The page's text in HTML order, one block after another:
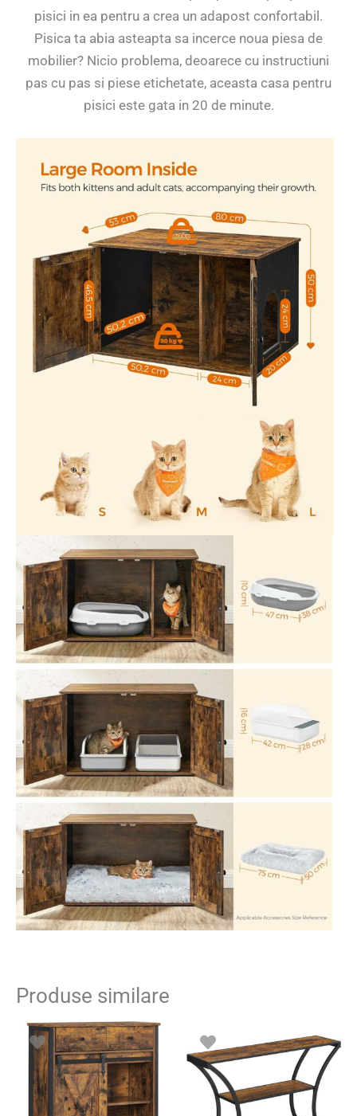
pisici in ea pentru a crea un adapost confortabil.
Pisica ta abia asteapta sa incerce noua piesa de
mobilier? Nicio problema, deoarece cu instructiuni
pas cu pas si piese etichetate, aceasta casa pentru
pisici este gata in 20 de minute.
Produse similare